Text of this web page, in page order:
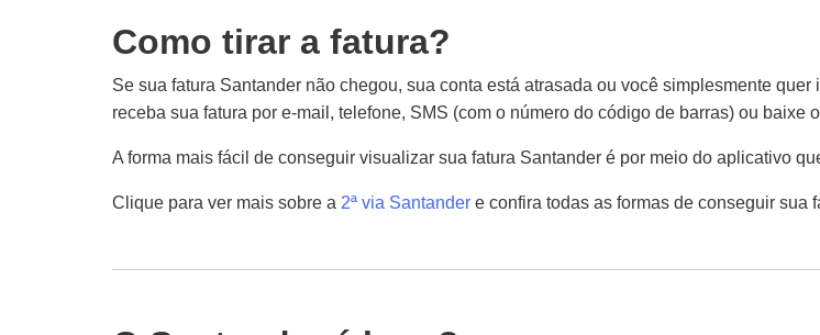
Como tirar a fatura?
Se sua fatura Santander não chegou, sua conta está atrasada ou você simplesmente
receba sua fatura por e-mail, telefone, SMS (com o número do código de barras) ou baixe
A forma mais fácil de conseguir visualizar sua fatura Santander é por meio do aplicativo
Clique para ver mais sobre a 2ª via Santander e confira todas as formas de conseguir sua